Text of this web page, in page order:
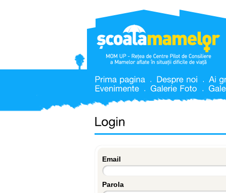
Email
Parola